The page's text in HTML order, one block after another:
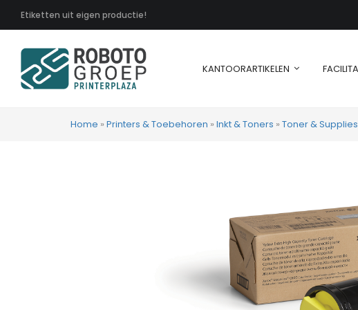
Etiketten uit eigen productie!
KANTOORARTIKELEN
Home » Printers & Toebehoren » Inkt & Toners » Toner & Supplies